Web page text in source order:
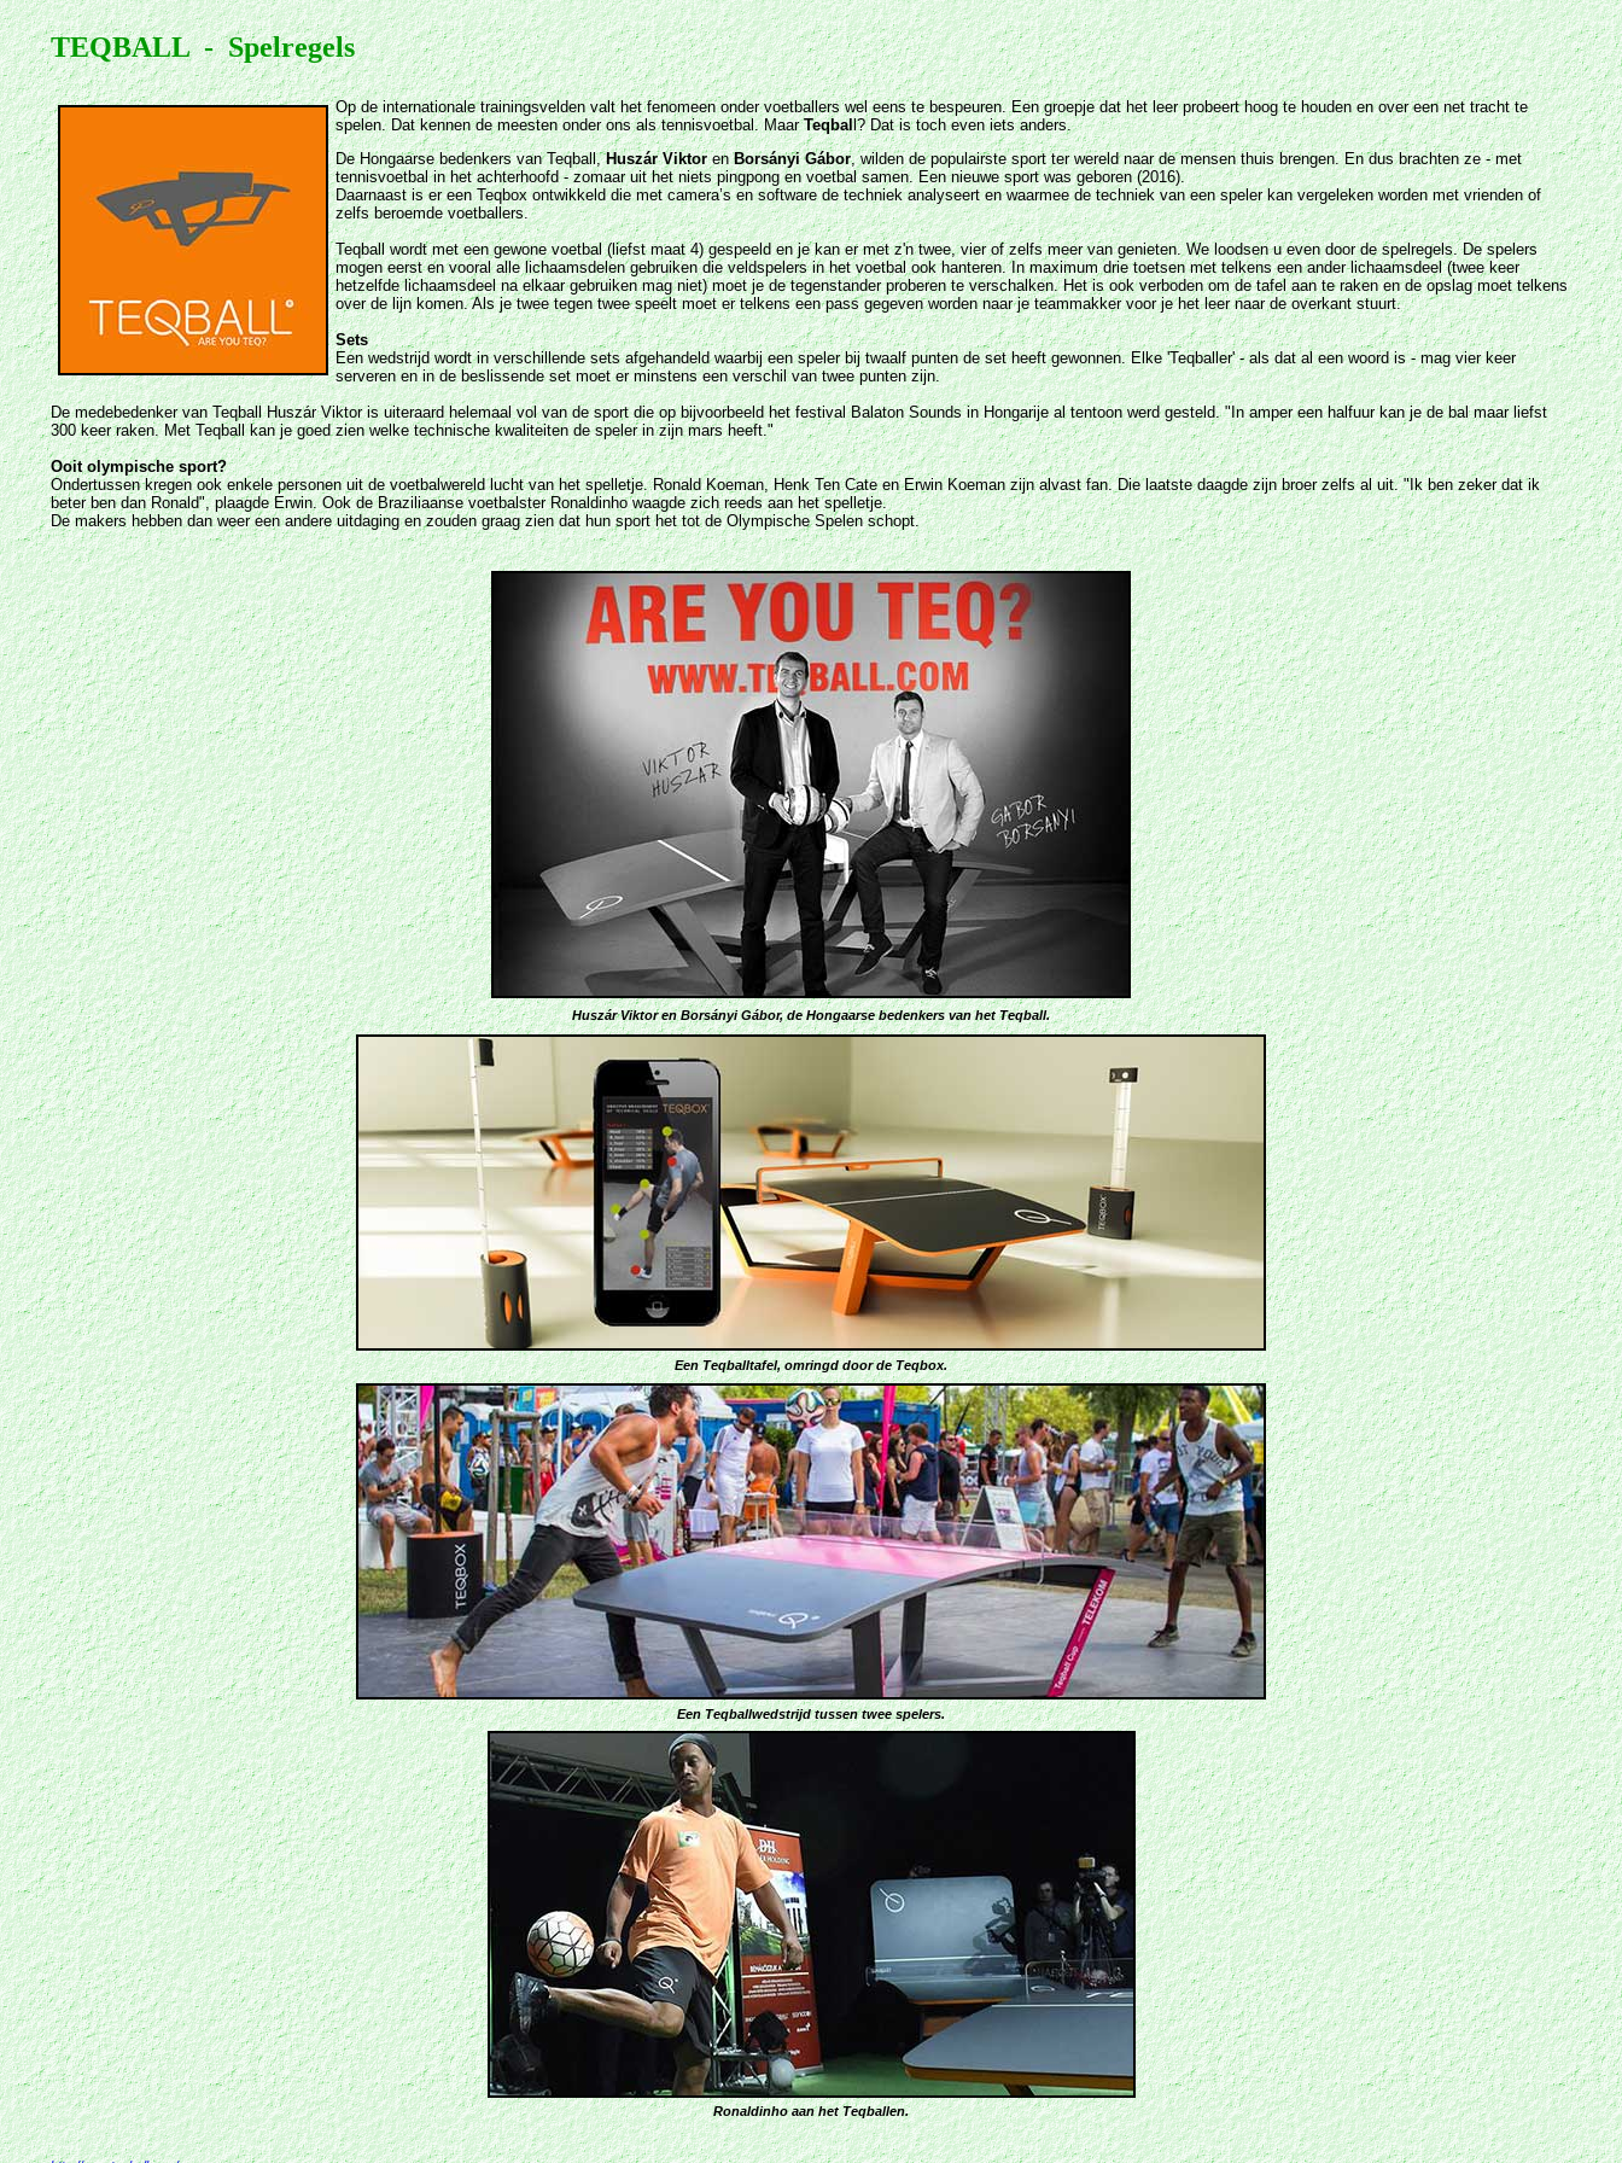
TEQBALL - Spelregels
Op de internationale trainingsvelden valt het fenomeen onder voetballers wel eens te bespeuren. Een groepje dat het leer probeert hoog te houden en over een net tracht te
spelen. Dat kennen de meesten onder ons als tennisvoetbal. MaarTeqball? Dat is toch even iets anders.
De Hongaarse bedenkers van Teqball,Huszár ViktorenBorsányi Gábor, wilden de populairste sport ter wereld naar de mensen thuis brengen. En dus brachten ze - met
tennisvoetbal in het achterhoofd - zomaar uit het niets pingpong en voetbal samen. Een nieuwe sport was geboren (2016).
Daarnaast is er een Teqbox ontwikkeld die met camera’s en software de techniek analyseert en waarmee de techniek van een speler kan vergeleken worden met vrienden of
zelfs beroemde voetballers.
Teqball wordt met een gewone voetbal (liefst maat 4) gespeeld en je kan er met z'n twee, vier of zelfs meer van genieten. We loodsen u even door de spelregels. De spelers
mogen eerst en vooral alle lichaamsdelen gebruiken die veldspelers in het voetbal ook hanteren. In maximum drie toetsen met telkens een ander lichaamsdeel (twee keer
hetzelfde lichaamsdeel na elkaar gebruiken mag niet) moet je de tegenstander proberen te verschalken. Het is ook verboden om de tafel aan te raken en de opslag moet telkens
over de lijn komen. Als je twee tegen twee speelt moet er telkens een pass gegeven worden naar je teammakker voor je het leer naar de overkant stuurt.
Sets
Een wedstrijd wordt in verschillende sets afgehandeld waarbij een speler bij twaalf punten de set heeft gewonnen. Elke 'Teqballer' - als dat al een woord is - mag vier keer
serveren en in de beslissende set moet er minstens een verschil van twee punten zijn.
De medebedenker van Teqball Huszár Viktor is uiteraard helemaal vol van de sport die op bijvoorbeeld het festival Balaton Sounds in Hongarije al tentoon werd gesteld. "In amper een halfuur kan je de bal maar liefst
300 keer raken. Met Teqball kan je goed zien welke technische kwaliteiten de speler in zijn mars heeft."
Ooit olympische sport?
Ondertussen kregen ook enkele personen uit de voetbalwereld lucht van het spelletje. Ronald Koeman, Henk Ten Cate en Erwin Koeman zijn alvast fan. Die laatste daagde zijn broer zelfs al uit. "Ik ben zeker dat ik
beter ben dan Ronald", plaagde Erwin. Ook de Braziliaanse voetbalster Ronaldinho waagde zich reeds aan het spelletje.
De makers hebben dan weer een andere uitdaging en zouden graag zien dat hun sport het tot de Olympische Spelen schopt.
HuszárViktoren BorsányiGábor, de Hongaarse bedenkers van het Teqball.
Een Teqballtafel, omringd door de Teqbox.
Een Teqballwedstrijd tussen twee spelers.
Ronaldinho aan het Teqballen.